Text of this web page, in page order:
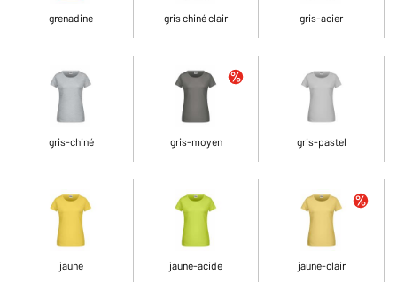
grenadine gris chiné clair gris-acier
gris-chiné gris-moyen gris-pastel
jaune jaune-acide jaune-clair